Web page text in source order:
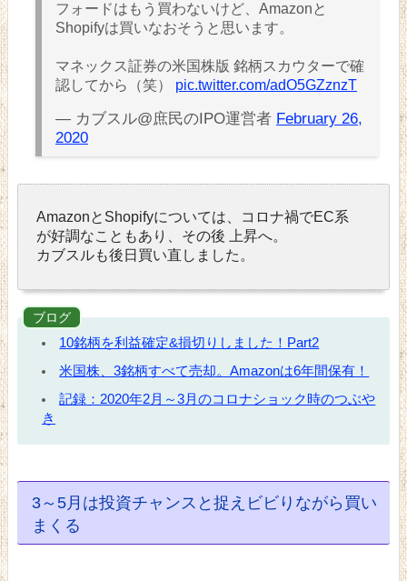
フォードはもう買わないけど、Amazonと
Shopifyは買いなおそうと思います。
マネックス証券の米国株版 銘柄スカウターで確
認してから（笑） pic.twitter.com/adO5GZznzT
— カブスル@庶民のIPO運営者 February 26,
2020
AmazonとShopifyについては、コロナ禍でEC系
が好調なこともあり、その後 上昇へ。
カブスルも後日買い直しました。
ブログ
10銘柄を利益確定&損切りしました！Part2
米国株、3銘柄すべて売却。Amazonは6年間保有！
記録：2020年2月～3月のコロナショック時のつぶや
き
3～5月は投資チャンスと捉えビビりながら買い
まくる